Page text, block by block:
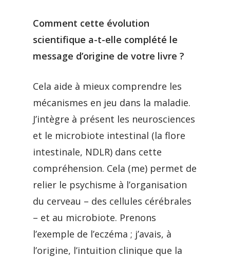
Comment cette évolution
scientifique a-t-elle complété le
message d’origine de votre livre ?
Cela aide à mieux comprendre les
mécanismes en jeu dans la maladie.
J’intègre à présent les neurosciences
et le microbiote intestinal (la flore
intestinale, NDLR) dans cette
compréhension. Cela (me) permet de
relier le psychisme à l’organisation
du cerveau – des cellules cérébrales
– et au microbiote. Prenons
l’exemple de l’eczéma ; j’avais, à
l’origine, l’intuition clinique que la